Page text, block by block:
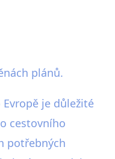
plánů.
je důležité
cestovního
potřebných